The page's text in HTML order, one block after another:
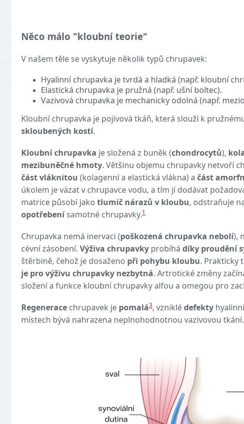
Něco málo "kloubní teorie"
V našem těle se vyskytuje několik typů chrupavek:
Hyalinní chrupavka je tvrdá a hladká (např. kloubní
Elastická chrupavka je pružná (např. ušní boltec).
Vazivová chrupavka je mechanicky odolná (např.
Kloubní chrupavka je pojivová tkáň, která slouží k
skloubených kostí.
Kloubní chrupavka je složená z buněk (chondrocytů),
mezibuněčné hmoty. Většinu objemu chrupavky netvoří
část vláknitou (kolagenní a elastická vlákna) a část
úkolem je vázat v chrupavce vodu, a tím jí dodávat
matrice působí jako tlumič nárazů v kloubu, odstraňuje
opotřebenísamotné chrupavky.1
Chrupavka nemá inervaci (poškozená chrupavka nebolí),
cévní zásobení. Výživa chrupavky probíhá díky proudění
štěrbině, čehož je dosaženo při pohybu kloubu. Prakticky
je pro výživu chrupavky nezbytná. Artrotické změny
složení a funkce kloubní chrupavky alfou a omegou pro
Regenerace chrupavek je pomalá3, vzniklédefekty
místech bývá nahrazena neplnohodnotnou vazivovou tkání.